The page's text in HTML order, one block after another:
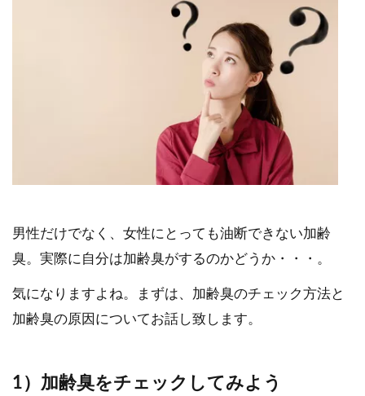
男性だけでなく、女性にとっても油断できない加齢
臭。実際に自分は加齢臭がするのかどうか・・・。
気になりますよね。まずは、加齢臭のチェック方法と
加齢臭の原因についてお話し致します。
1）加齢臭をチェックしてみよう